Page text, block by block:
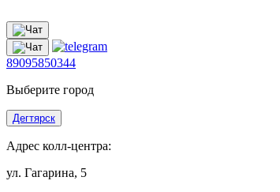
89095850344
Выберите город
Дегтярск
Адрес колл-центра:
ул. Гагарина, 5